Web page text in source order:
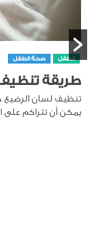
الطفل صحة الطفل
طريقة
تنظيف لسان الرضيع
يمكن أن تتراكم على